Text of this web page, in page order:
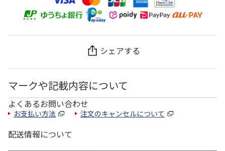
シェアする
マークや記載内容について
よくあるお問い合わせ
お支払い方法 注文のキャンセルについて
配送情報について